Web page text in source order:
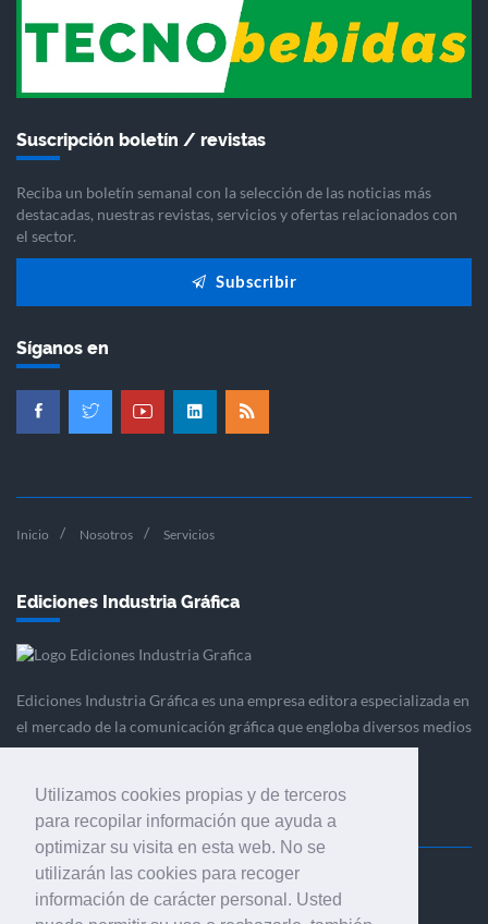
Utilizamos cookies propias y de terceros
para recopilar información que ayuda a
optimizar su visita en esta web. No se
utilizarán las cookies para recoger
información de carácter personal. Usted
Suscripción boletín / revistas
Reciba un boletín semanal con la selección de las noticias más
destacadas, nuestras revistas, servicios y ofertas relacionados con
el sector.
Subscribir
Síganos en
Inicio Nosotros Servicios
Ediciones Industria Gráfica
Ediciones Industria Gráfica es una empresa editora especializada en
el mercado de la comunicación gráfica que engloba diversos medios
profesionales especializados en el mercado gráfico, la
Ediciones Industria Gráfica, S.C.P.
Calle Fluvià 257, bajos, 08020 Barcelona (España)